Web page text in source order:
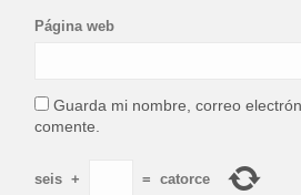
Página web
Guarda mi nombre, correo
comente.
seis + = catorce